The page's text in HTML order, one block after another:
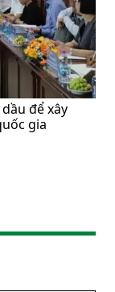
để xây
gia